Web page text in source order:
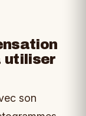
utiliser
son